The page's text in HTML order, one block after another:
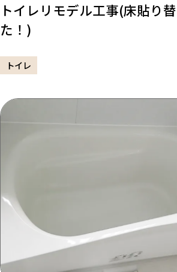
トイレリモデル工事(床貼り
た！)
トイレ